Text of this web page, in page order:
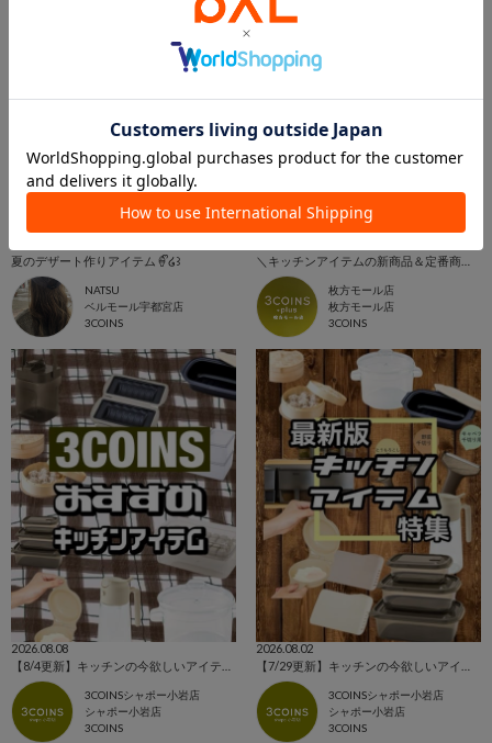
夏のデザート作りアイテム🍦ᩚ໒꒱
NATSU
ベルモール宇都宮店
3COINS
＼キッチンアイテムの新商品＆定番商品をご紹介！／
枚方モール店
枚方モール店
3COINS
2026.08.08
3COINSシャポー小岩店
シャポー小岩店
3COINS
2026.08.02
3COINSシャポー小岩店
シャポー小岩店
3COINS